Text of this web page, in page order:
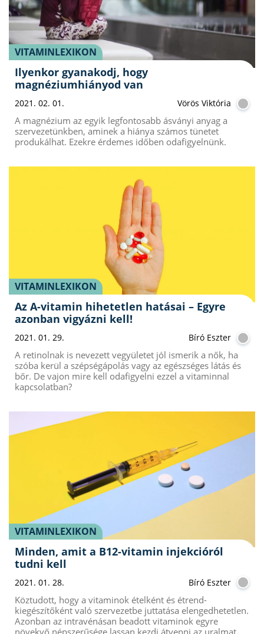
VITAMINLEXIKON
Ilyenkor gyanakodj, hogy
magnéziumhiányod van
2021. 02. 01. Vörös Viktória
A magnézium az egyik legfontosabb ásványi anyag a
szervezetünkben, aminek a hiánya számos tünetet
produkálhat. Ezekre érdemes időben odafigyelnünk.
VITAMINLEXIKON
Az A-vitamin hihetetlen hatásai – Egyre
azonban vigyázni kell!
2021. 01. 29. Bíró Eszter
A retinolnak is nevezett vegyületet jól ismerik a nők, ha
szóba kerül a szépségápolás vagy az egészséges látás és
bőr. De vajon mire kell odafigyelni ezzel a vitaminnal
kapcsolatban?
VITAMINLEXIKON
Minden, amit a B12-vitamin injekcióról
tudni kell
2021. 01. 28. Bíró Eszter
Köztudott, hogy a vitaminok ételként és étrend-
kiegészítőként való szervezetbe juttatása elengedhetetlen.
Azonban az intravénásan beadott vitaminok egyre